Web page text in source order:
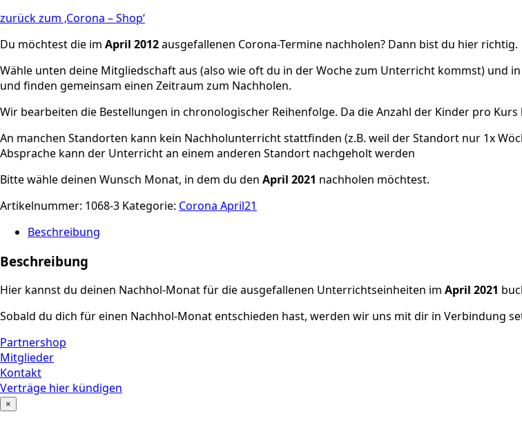
zurück zum ‚Corona – Shop‘
Du möchtest die im April 2012ausgefallenen Corona-Termine nachholen? Dann bist du hier richtig.
Wähle unten deine Mitgliedschaft aus (also wie oft du in der Woche zum Unterricht kommst) und
und finden gemeinsam einen Zeitraum zum Nachholen.
Wir bearbeiten die Bestellungen in chronologischer Reihenfolge. Da die Anzahl der Kinder pro
An manchen Standorten kann kein Nachholunterricht stattfinden (z.B. weil der Standort nur 1x
Absprache kann der Unterricht an einem anderen Standort nachgeholt werden
Bitte wähle deinen Wunsch Monat, in dem du den April 2021 nachholen möchtest.
Artikelnummer: 1068-3 Kategorie: Corona April21
Beschreibung
Beschreibung
Hier kannst du deinen Nachhol-Monat für die ausgefallenen Unterrichtseinheiten im April 2021
Sobald du dich für einen Nachhol-Monat entschieden hast, werden wir uns mit dir in Verbindung
Partnershop
Mitglieder
Kontakt
Verträge hier kündigen
×